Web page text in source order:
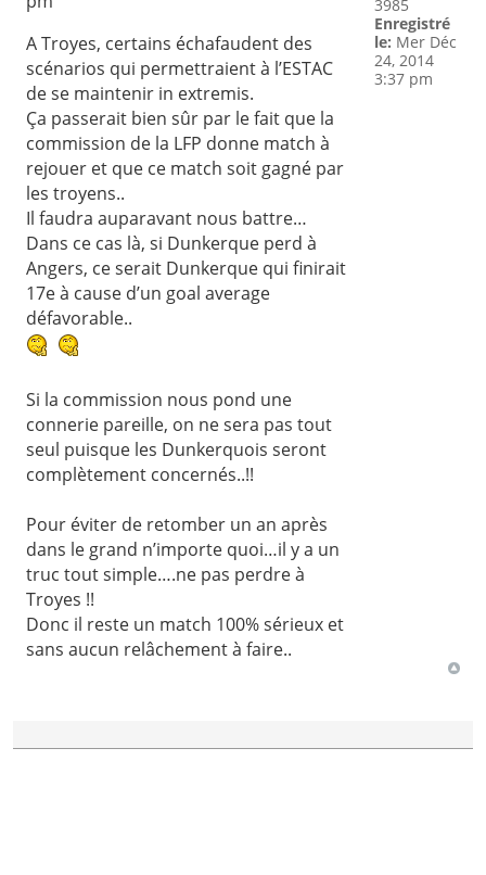
A Troyes, certains échafaudent des
scénarios qui permettraient à l’ESTAC
de se maintenir in extremis.
Ça passerait bien sûr par le fait que la
commission de la LFP donne match à
rejouer et que ce match soit gagné par
les troyens..
Il faudra auparavant nous battre…
Dans ce cas là, si Dunkerque perd à
Angers, ce serait Dunkerque qui finirait
17e à cause d’un goal average
défavorable..
Si la commission nous pond une
connerie pareille, on ne sera pas tout
seul puisque les Dunkerquois seront
complètement concernés..!!
Pour éviter de retomber un an après
dans le grand n’importe quoi…il y a un
truc tout simple….ne pas perdre à
Troyes !!
Donc il reste un match 100% sérieux et
sans aucun relâchement à faire..
3985
Enregistré
le: Mer Déc
24, 2014
3:37 pm